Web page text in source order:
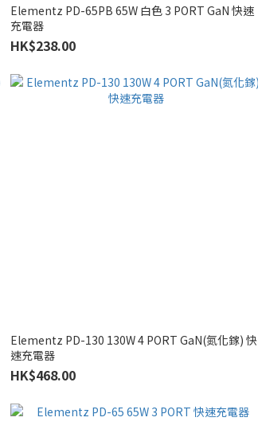
Elementz PD-65PB 65W 白色 3 PORT GaN 快速
充電器
HK$238.00
Elementz PD-130 130W 4 PORT GaN(氮化鎵) 快
速充電器
HK$468.00